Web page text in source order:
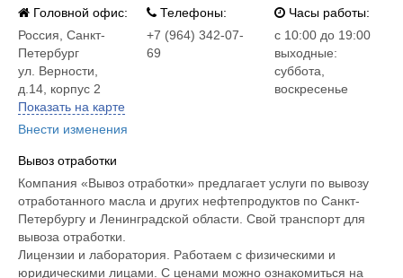
Головной офис:
Россия Санкт-
Петербург
ул. Верности,
д.14, корпус 2
Показать на карте
Внести изменения
Телефоны:
+7 (964) 342-07-
69
Часы работы:
c 10:00 до 19:00
выходные:
суббота,
воскресенье
Вывоз отработки
Компания «Вывоз отработки» предлагает услуги по вывозу
отработанного масла и других нефтепродуктов по Санкт-
Петербургу и Ленинградской области. Свой транспорт для
вывоза отработки.
Лицензии и лаборатория. Работаем с физическими и
юридическими лицами. С ценами можно ознакомиться на